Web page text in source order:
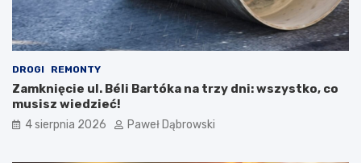
p
a
m
ę
t
a
ć
a
c
j
w
j
.
a
DROGI REMONTY
Zamknięcie ul. Béli Bartóka na trzy dni: wszystko, co
musisz wiedzieć!
4 sierpnia 2026 Paweł Dąbrowski